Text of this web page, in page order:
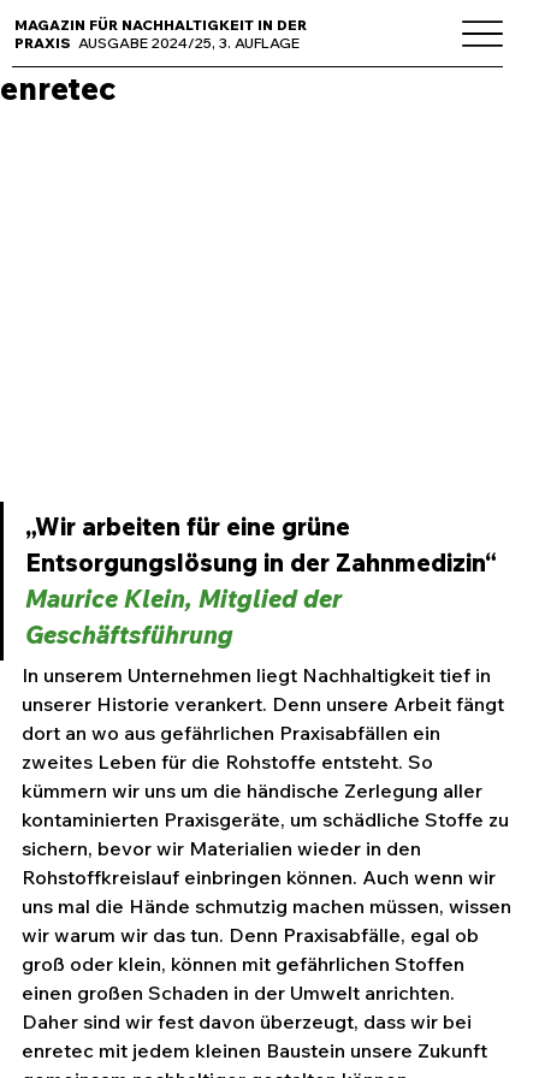
MAGAZIN FÜR NACHHALTIGKEIT IN DER
PRAXISAUSGABE 2024/25, 3. AUFLAGE
enretec
„Wir arbeiten für eine grüne
Entsorgungslösung in der Zahnmedizin“
Maurice Klein, Mitglied der
Geschäftsführung
In unserem Unternehmen liegt Nachhaltigkeit tief in
unserer Historie verankert. Denn unsere Arbeit fängt
dort an wo aus gefährlichen Praxisabfällen ein
zweites Leben für die Rohstoffe entsteht. So
kümmern wir uns um die händische Zerlegung aller
kontaminierten Praxisgeräte, um schädliche Stoffe zu
sichern, bevor wir Materialien wieder in den
Rohstoffkreislauf einbringen können. Auch wenn wir
uns mal die Hände schmutzig machen müssen, wissen
wir warum wir das tun. Denn Praxisabfälle, egal ob
groß oder klein, können mit gefährlichen Stoffen
einen großen Schaden in der Umwelt anrichten.
Daher sind wir fest davon überzeugt, dass wir bei
enretec mit jedem kleinen Baustein unsere Zukunft